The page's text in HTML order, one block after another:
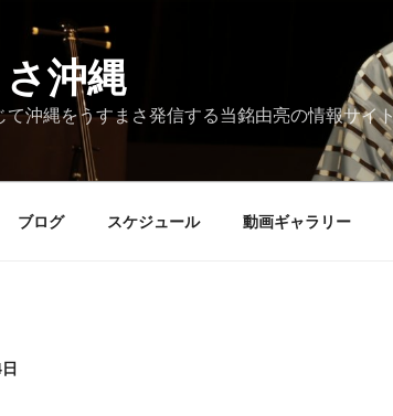
沖縄
て沖縄をうすまさ発信する当銘由亮の情報サイト
ブログ スケジュール 動画ギャラリー